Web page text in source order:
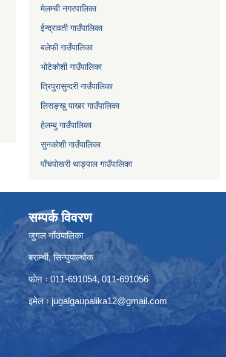
मेलम्ची नगरपालिका
ईन्द्रावती गाउँपालिका
बलेफी गाउँपालिका
भोटेकोशी गाउँपालिका
त्रिपुरासुन्दरी गाउँपालिका
लिसङ्खु पाखर गाउँपालिका
हेलम्बु गाउँपालिका
सुनकोशी गाउँपालिका
पाँचपाेखरी थाङ्पाल गाउँपालिका
सम्पर्क विवरण
जुगल गाँउपालिका
बराम्ची, सिन्घुपाल्चाेक
फाेन ः 011-691054, 011-691056
इमेल ः jugalgaupalika12@gmail.com